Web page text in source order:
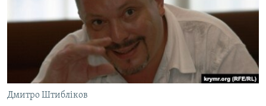
ВІДЕОУРОКИ «ELIFBE»
СВІДЧЕННЯ ОКУПАЦІЇ
УКРАЇНСЬКА ПРОБЛЕМА КРИМУ
ІНФОГРАФІКА
ЯК ОБІЙТИ БЛОКУВАННЯ
Qırımtatar
ДОЛУЧАЙСЯ!
Дмитро Штибліков